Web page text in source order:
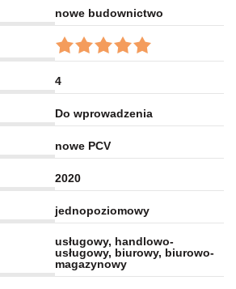
nowe budownictwo
4
Do wprowadzenia
nowe PCV
2020
jednopoziomowy
usługowy, handlowo-
usługowy, biurowy, biurowo-
magazynowy